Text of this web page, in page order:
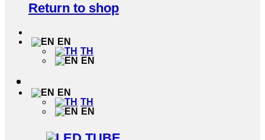
Return to shop
EN
TH
EN
EN
TH
EN